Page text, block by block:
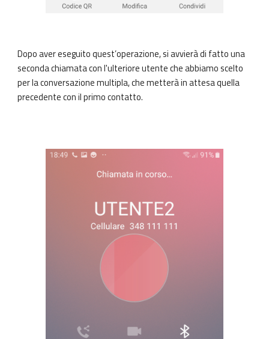
Dopo aver eseguito quest’operazione, si avvierà di fatto una
seconda chiamata con l'ulteriore utente che abbiamo scelto
per la conversazione multipla, che metterà in attesa quella
precedente con il primo contatto.